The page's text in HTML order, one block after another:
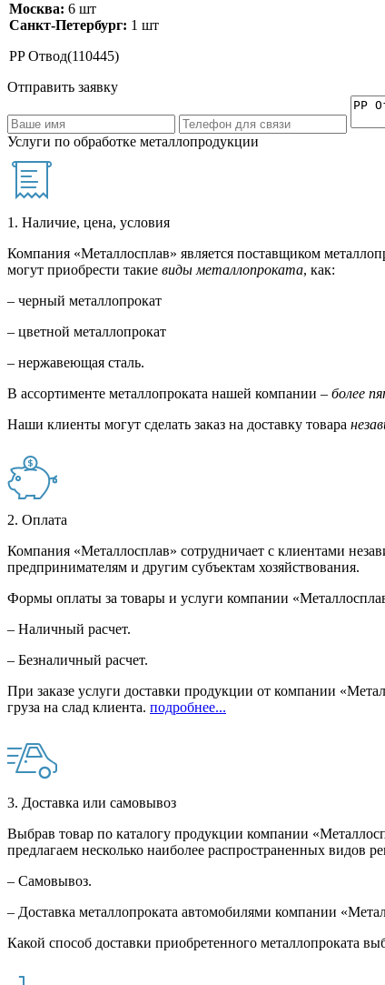
Москва: 6 шт
Санкт-Петербург: 1 шт
PP Отвод(110445)
Отправить заявку
Услуги по обработке металлопродукции
1. Наличие, цена, условия
Компания «Металлосплав» является поставщиком
могут приобрести такие виды металлопроката, как:
– черный металлопрокат
– цветной металлопрокат
– нержавеющая сталь.
В ассортименте металлопроката нашей компании – более
Наши клиенты могут сделать заказ на доставку товара
2. Оплата
Компания «Металлосплав» сотрудничает с клиентами
предпринимателям и другим субъектам хозяйствования.
Формы оплаты за товары и услуги компании
– Наличный расчет.
– Безналичный расчет.
При заказе услуги доставки продукции от компании
груза на слад клиента. подробнее...
3. Доставка или самовывоз
Выбрав товар по каталогу продукции компании
предлагаем несколько наиболее распространенных видов
– Самовывоз.
– Доставка металлопроката автомобилями компании
Какой способ доставки приобретенного металлопроката